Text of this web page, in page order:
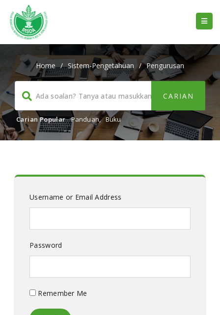
Home / Sistem-Pengetahuan / Pengurusan
Carian Popular Panduan, Buku
Username or Email Address
Password
Remember Me